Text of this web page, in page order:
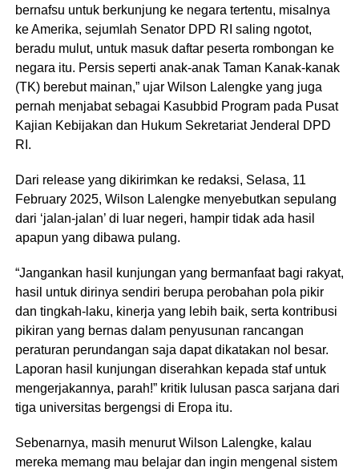
bernafsu untuk berkunjung ke negara tertentu, misalnya
ke Amerika, sejumlah Senator DPD RI saling ngotot,
beradu mulut, untuk masuk daftar peserta rombongan ke
negara itu. Persis seperti anak-anak Taman Kanak-kanak
(TK) berebut mainan,” ujar Wilson Lalengke yang juga
pernah menjabat sebagai Kasubbid Program pada Pusat
Kajian Kebijakan dan Hukum Sekretariat Jenderal DPD
RI.
Dari release yang dikirimkan ke redaksi, Selasa, 11
February 2025, Wilson Lalengke menyebutkan sepulang
dari ‘jalan-jalan’ di luar negeri, hampir tidak ada hasil
apapun yang dibawa pulang.
“Jangankan hasil kunjungan yang bermanfaat bagi rakyat,
hasil untuk dirinya sendiri berupa perobahan pola pikir
dan tingkah-laku, kinerja yang lebih baik, serta kontribusi
pikiran yang bernas dalam penyusunan rancangan
peraturan perundangan saja dapat dikatakan nol besar.
Laporan hasil kunjungan diserahkan kepada staf untuk
mengerjakannya, parah!” kritik lulusan pasca sarjana dari
tiga universitas bergengsi di Eropa itu.
Sebenarnya, masih menurut Wilson Lalengke, kalau
mereka memang mau belajar dan ingin mengenal sistem